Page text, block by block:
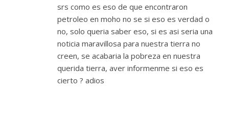
srs como es eso de que encontraron
petroleo en moho no se si eso es verdad o
no, solo queria saber eso, si es asi seria una
noticia maravillosa para nuestra tierra no
creen, se acabaria la pobreza en nuestra
querida tierra, aver informenme si eso es
cierto ? adios